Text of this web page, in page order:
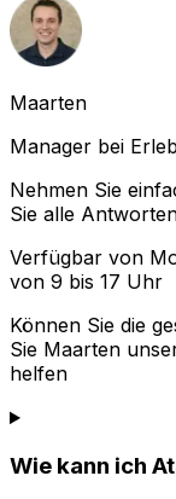
Maarten
Manager bei
Nehmen Sie
Sie alle
Verfügbar von
von 9 bis 17 Uhr
Können Sie die
Sie Maarten
helfen
Wie kann ich